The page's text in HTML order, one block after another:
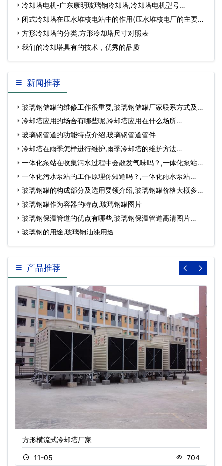
冷却塔电机-广东康明玻璃钢冷却塔,冷却塔电机型号…
闭式冷却塔在压水堆核电站中的作用(压水堆核电厂的主要系
统构成)…
方形冷却塔的分类,方形冷却塔尺寸对照表
我们的冷却塔具有的技术，优秀的品质
新闻推荐
玻璃钢储罐的维修工作很重要,玻璃钢储罐厂家联系方式及电
话…冷却塔应用的场合有哪些呢,冷却塔应用在什么场所…
玻璃钢管道的功能特点介绍,玻璃钢管道管件
冷却塔在雨季怎样进行维护,雨季冷却塔的维护方法…
一体化泵站在收集污水过程中会散发气味吗？,一体化泵站厂
家…一体化污水泵站的工作原理你知道吗？,一体化雨水泵站…
玻璃钢罐的构成部分及选用要领介绍,玻璃钢罐价格大概多少
钱…玻璃钢罐作为容器的特点,玻璃钢罐图片
玻璃钢保温管道的优点有哪些,玻璃钢保温管道高清图片…
玻璃钢的用途,玻璃钢油漆用途
产品推荐
方形横流式冷却塔厂家
11-05 704